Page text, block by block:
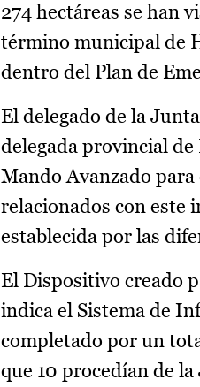
274 hectáreas se han
término municipal de
dentro del Plan de
El delegado de la
delegada provincial
Mando Avanzado
relacionados con este
establecida por las
El Dispositivo creado
indica el Sistema de
completado por un
que 10 procedían de